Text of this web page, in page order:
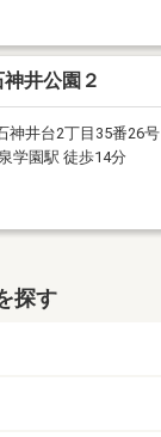
井公園２
神井台2丁目35番26号
学園駅 徒歩14分
探す